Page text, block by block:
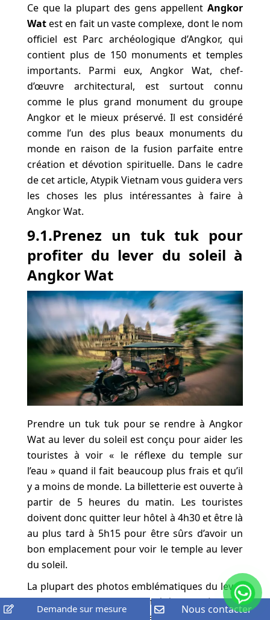
Ce que la plupart des gens appellent Angkor
Watest en fait un vaste complexe, dont le nom
officiel est Parc archéologique d’Angkor, qui
contient plus de 150 monuments et temples
importants. Parmi eux, Angkor Wat, chef-
d’œuvre architectural, est surtout connu
comme le plus grand monument du groupe
Angkor et le mieux préservé. Il est considéré
comme l’un des plus beaux monuments du
monde en raison de la fusion parfaite entre
création et dévotion spirituelle. Dans le cadre
de cet article, Atypik Vietnam vous guidera vers
les choses les plus intéressantes à faire à
Angkor Wat.
9.1.Prenez un tuk tuk pour
profiter du lever du soleil à
Angkor Wat
Prendre un tuk tuk pour se rendre à Angkor
Wat au lever du soleil est conçu pour aider les
touristes à voir « le réflexe du temple sur
l’eau » quand il fait beaucoup plus frais et qu’il
y a moins de monde. La billetterie est ouverte à
partir de 5 heures du matin. Les touristes
doivent donc quitter leur hôtel à 4h30 et être là
au plus tard à 5h15 pour être sûrs d’avoir un
bon emplacement pour voir le temple au lever
du soleil.
La plupart des photos emblématiques du lever
du soleil d’Angkor Wat ont été prises à partir
Demande sur mesure Nous contacter